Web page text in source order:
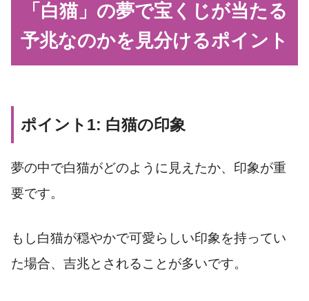
「白猫」の夢で宝くじが当たる
予兆なのかを見分けるポイント
ポイント1: 白猫の印象
夢の中で白猫がどのように見えたか、印象が重
要です。
もし白猫が穏やかで可愛らしい印象を持ってい
た場合、吉兆とされることが多いです。